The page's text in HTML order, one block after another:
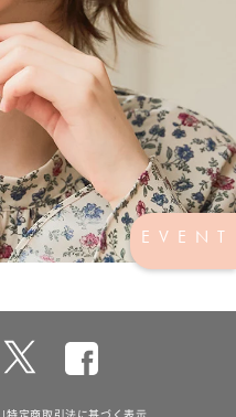
EVENT
Facebook